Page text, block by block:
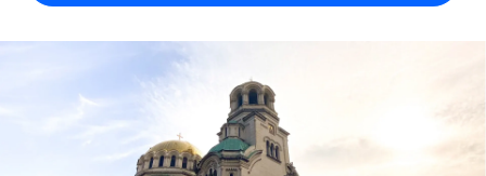
Integra y gestiona a autónomos globalmente.
PEO
Externaliza tareas laborales complejas.
Compáranos con otras empresas.
ETAPAS DE CRECIMIENTO
Soluciones ágiles de RR. HH. globales y nóminas para
empresas en crecimiento.
Descubre opciones de divisas y tiempos de pago para
autónomos globales.
APRENDIZAJE CON REMOTE
Nederlands